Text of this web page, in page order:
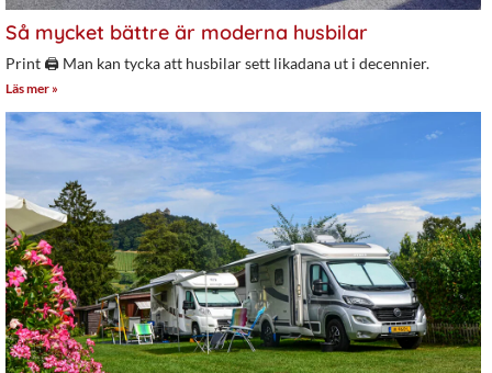
Så mycket bättre är moderna husbilar
Print 🖨 Man kan tycka att husbilar sett likadana ut i decennier.
Läs mer »